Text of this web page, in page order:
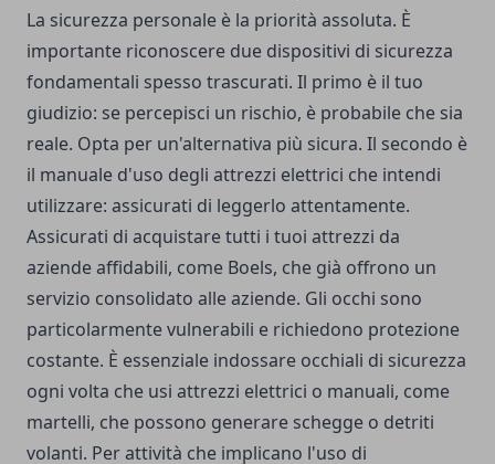
La sicurezza personale è la priorità assoluta. È
importante riconoscere due dispositivi di sicurezza
fondamentali spesso trascurati. Il primo è il tuo
giudizio: se percepisci un rischio, è probabile che sia
reale. Opta per un'alternativa più sicura. Il secondo è
il manuale d'uso degli attrezzi elettrici che intendi
utilizzare: assicurati di leggerlo attentamente.
Assicurati di acquistare tutti i tuoi attrezzi da
aziende affidabili, come Boels, che già offrono un
servizio consolidato alle aziende. Gli occhi sono
particolarmente vulnerabili e richiedono protezione
costante. È essenziale indossare occhiali di sicurezza
ogni volta che usi attrezzi elettrici o manuali, come
martelli, che possono generare schegge o detriti
volanti. Per attività che implicano l'uso di